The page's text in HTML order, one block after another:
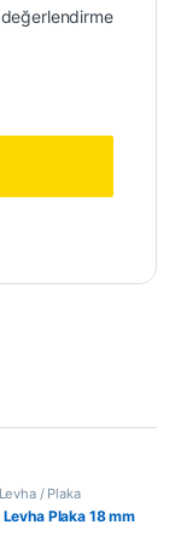
/ Plaka
Plaka 18 mm